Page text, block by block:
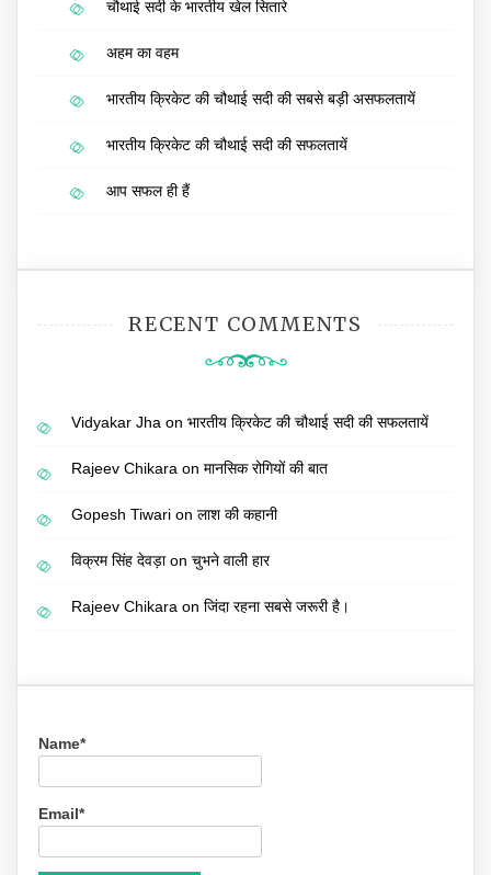
चौथाई सदी के भारतीय खेल सितारे
अहम का वहम
भारतीय क्रिकेट की चौथाई सदी की सबसे बड़ी असफलतायें
भारतीय क्रिकेट की चौथाई सदी की सफलतायें
आप सफल ही हैं
RECENT COMMENTS
Vidyakar Jha on भारतीय क्रिकेट की चौथाई सदी की सफलतायें
Rajeev Chikara on मानसिक रोगियों की बात
Gopesh Tiwari on लाश की कहानी
विक्रम सिंह देवड़ाon चुभने वाली हार
Rajeev Chikara on जिंदा रहना सबसे जरूरी है।
Name*
Email*